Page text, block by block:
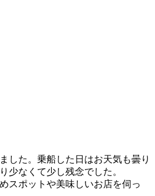
した。乗船した日はお天気も曇り
少なくて少し残念でした。
スポットや美味しいお店を伺っ